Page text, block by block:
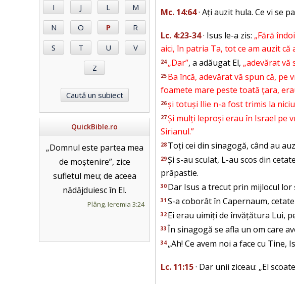
QuickBible.ro
„Domnul este partea mea
de moștenire”, zice
sufletul meu; de aceea
nădăjduiesc în El.
Plâng. Ieremia 3:24
Mc. 14:64· Ați auzit hula. Ce vi se
Lc. 4:23-34· Isus le-a zis: „Fără
aici, în patria Ta, tot ce am auzit că
24 „Dar”, a adăugat El, „adevărat
25 Ba încă, adevărat vă spun că, pe
foamete mare peste toată țara,
26și totuși Ilie n-a fost trimis la
27Și mulți leproși erau în Israel pe
Sirianul.”
28 Toți cei din sinagogă, când au
29Și s-au sculat, L-au scos din
prăpastie.
30 Dar Isus a trecut prin mijlocul lor
31 S-a coborât în Capernaum,
32 Ei erau uimiți de învățătura Lui,
33 În sinagogă se afla un om care
34 „Ah! Ce avem noi a face cu
Lc. 11:15· Dar unii ziceau: „El